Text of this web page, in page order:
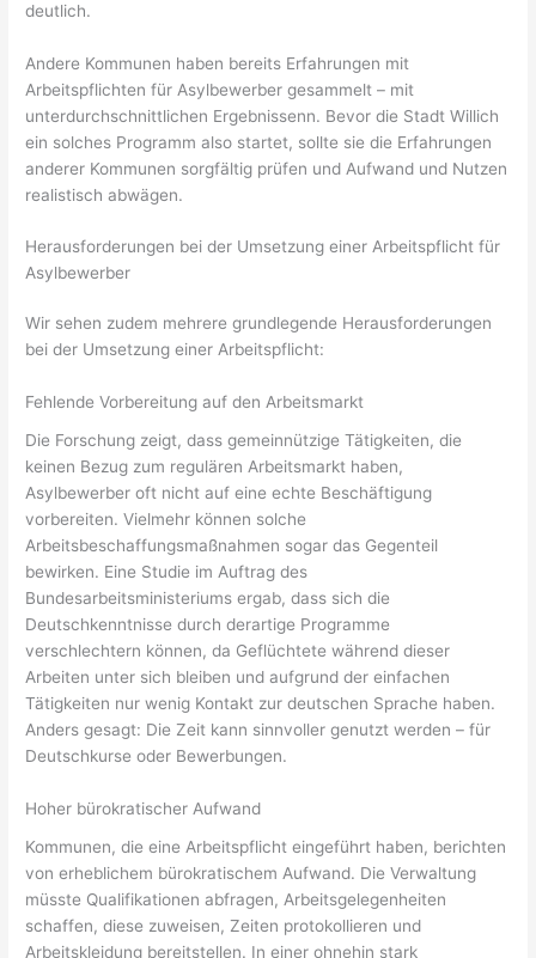
deutlich.
Andere Kommunen haben bereits Erfahrungen mit
Arbeitspflichten für Asylbewerber gesammelt – mit
unterdurchschnittlichen Ergebnissenn. Bevor die Stadt Willich
ein solches Programm also startet, sollte sie die Erfahrungen
anderer Kommunen sorgfältig prüfen und Aufwand und Nutzen
realistisch abwägen.
Herausforderungen bei der Umsetzung einer Arbeitspflicht für
Asylbewerber
Wir sehen zudem mehrere grundlegende Herausforderungen
bei der Umsetzung einer Arbeitspflicht:
Fehlende Vorbereitung auf den Arbeitsmarkt
Die Forschung zeigt, dass gemeinnützige Tätigkeiten, die
keinen Bezug zum regulären Arbeitsmarkt haben,
Asylbewerber oft nicht auf eine echte Beschäftigung
vorbereiten. Vielmehr können solche
Arbeitsbeschaffungsmaßnahmen sogar das Gegenteil
bewirken. Eine Studie im Auftrag des
Bundesarbeitsministeriums ergab, dass sich die
Deutschkenntnisse durch derartige Programme
verschlechtern können, da Geflüchtete während dieser
Arbeiten unter sich bleiben und aufgrund der einfachen
Tätigkeiten nur wenig Kontakt zur deutschen Sprache haben.
Anders gesagt: Die Zeit kann sinnvoller genutzt werden – für
Deutschkurse oder Bewerbungen.
Hoher bürokratischer Aufwand
Kommunen, die eine Arbeitspflicht eingeführt haben, berichten
von erheblichem bürokratischem Aufwand. Die Verwaltung
müsste Qualifikationen abfragen, Arbeitsgelegenheiten
schaffen, diese zuweisen, Zeiten protokollieren und
Arbeitskleidung bereitstellen. In einer ohnehin stark